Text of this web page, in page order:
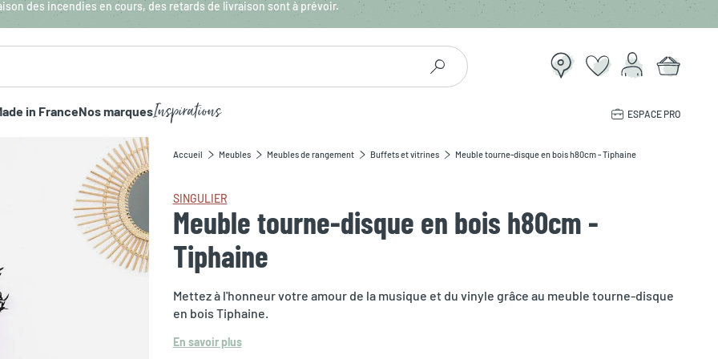
des incendies en cours, des retards de livraison sont à prévoir.
in FranceNos marquesInspirations ESPACE PRO
Accueil Meubles Meubles de rangement Buffets et vitrines Meuble tourne-disque en bois h80cm - Tiphaine
SINGULIER
Meuble tourne-disque en bois h80cm -
Tiphaine
Mettez à l'honneur votre amour de la musique et du vinyle grâce au meuble tourne-disque
en bois Tiphaine.
En savoir plus